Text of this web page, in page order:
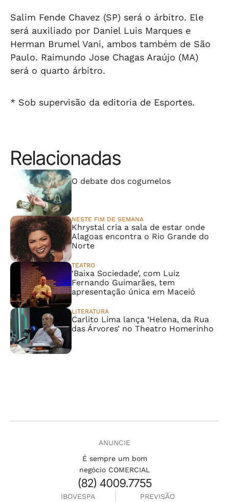
Salim Fende Chavez (SP) será o árbitro. Ele
será auxiliado por Daniel Luis Marques e
Herman Brumel Vani, ambos também de São
Paulo. Raimundo Jose Chagas Araújo (MA)
será o quarto árbitro.
* Sob supervisão da editoria de Esportes.
Relacionadas
O debate dos cogumelos
NESTE FIM DE SEMANA
Khrystal cria a sala de estar onde
Alagoas encontra o Rio Grande do
Norte
TEATRO
‘Baixa Sociedade’, com Luiz
Fernando Guimarães, tem
apresentação única em Maceió
LITERATURA
Carlito Lima lança ‘Helena, da Rua
das Árvores’ no Theatro Homerinho
ANUNCIE
É sempre um bom
negócio COMERCIAL
(82) 4009.7755
IBOVESPA
PREVISÃO